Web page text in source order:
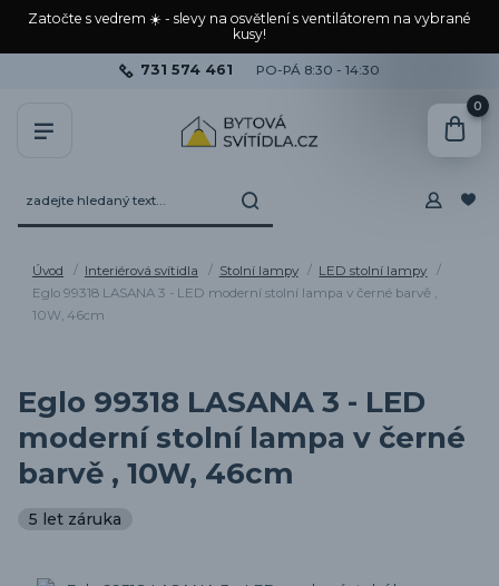
Zatočte s vedrem ☀️ - slevy na osvětlení s ventilátorem na vybrané
kusy!
731 574 461 PO-PÁ 8:30 - 14:30
0
Úvod Interiérová svítidla Stolní lampy
LED stolní lampy
Eglo 99318 LASANA 3 - LED moderní stolní lampa v černé barvě ,
10W, 46cm
Eglo 99318 LASANA 3 - LED
moderní stolní lampa v černé
barvě , 10W, 46cm
5 let záruka